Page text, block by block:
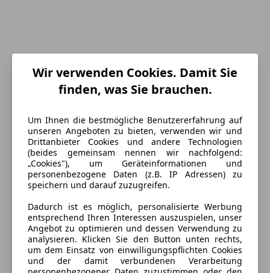
Energieverbrauch
CO₂-Emissionen
45 g/km (komb.)
Ausstattung
Wir verwenden Cookies. Damit Sie
finden, was Sie brauchen.
Um Ihnen die bestmögliche Benutzererfahrung auf
unseren Angeboten zu bieten, verwenden wir und
Drittanbieter Cookies und andere Technologien
(beides gemeinsam nennen wir nachfolgend:
„Cookies"), um Geräteinformationen und
personenbezogene Daten (z.B. IP Adressen) zu
speichern und darauf zuzugreifen.
Dadurch ist es möglich, personalisierte Werbung
entsprechend Ihren Interessen auszuspielen, unser
Angebot zu optimieren und dessen Verwendung zu
analysieren. Klicken Sie den Button unten rechts,
um dem Einsatz von einwilligungspflichten Cookies
und der damit verbundenen Verarbeitung